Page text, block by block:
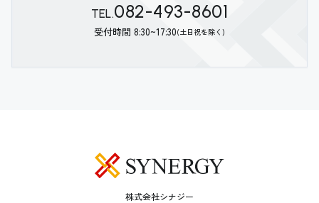
TEL.082-493-8601
受付時間 8:30~17:30(土日祝を除く)
株式会社シナジー